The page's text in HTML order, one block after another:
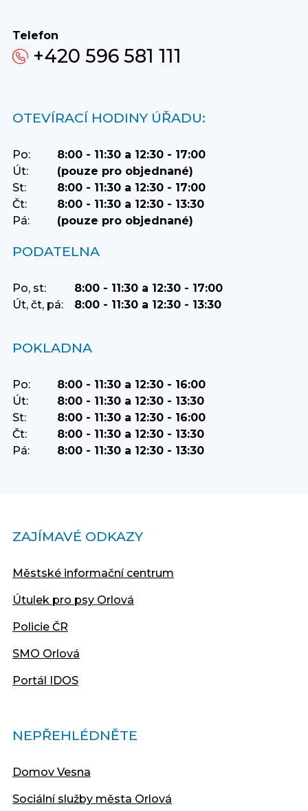
Telefon
+420 596 581 111
OTEVÍRACÍ HODINY ÚŘADU:
Po:
8:00 - 11:30 a 12:30 - 17:00
Út:
(pouze pro objednané)
St:
8:00 - 11:30 a 12:30 - 17:00
Čt:
8:00 - 11:30 a 12:30 - 13:30
Pá:
(pouze pro objednané)
PODATELNA
Po, st:
8:00 - 11:30 a 12:30 - 17:00
Út, čt, pá:
8:00 - 11:30 a 12:30 - 13:30
POKLADNA
Po:
8:00 - 11:30 a 12:30 - 16:00
Út:
8:00 - 11:30 a 12:30 - 13:30
St:
8:00 - 11:30 a 12:30 - 16:00
Čt:
8:00 - 11:30 a 12:30 - 13:30
Pá:
8:00 - 11:30 a 12:30 - 13:30
ZAJÍMAVÉ ODKAZY
Městské informační centrum
Útulek pro psy Orlová
Policie ČR
SMO Orlová
Portál IDOS
NEPŘEHLÉDNĚTE
Domov Vesna
Sociální služby města Orlová